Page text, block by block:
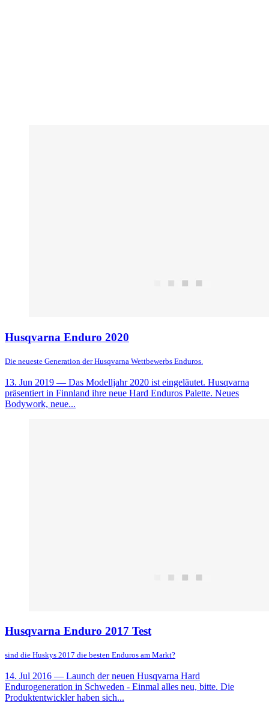
Husqvarna Enduro 2020
Die neueste Generation der Husqvarna Wettbewerbs Enduros.
13. Jun 2019 — Das Modelljahr 2020 ist eingeläutet. Husqvarna
präsentiert in Finnland ihre neue Hard Enduros Palette. Neues
Bodywork, neue...
Husqvarna Enduro 2017 Test
sind die Huskys 2017 die besten Enduros am Markt?
14. Jul 2016 — Launch der neuen Husqvarna Hard
Endurogeneration in Schweden - Einmal alles neu, bitte. Die
Produktentwickler haben sich...